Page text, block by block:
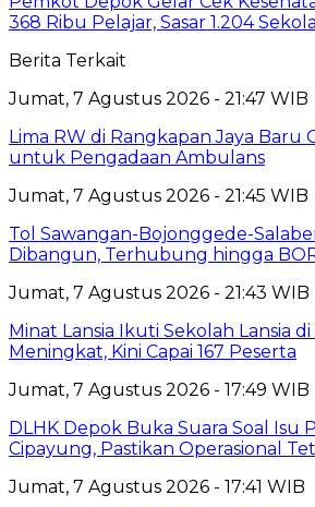
368 Ribu Pelajar, Sasar 1.204
Berita Terkait
Jumat, 7 Agustus 2026 - 21:47 WIB
Lima RW di Rangkapan Jaya Baru
untuk Pengadaan Ambulans
Jumat, 7 Agustus 2026 - 21:45 WIB
Tol Sawangan-Bojonggede-
Dibangun, Terhubung hingga
Jumat, 7 Agustus 2026 - 21:43 WIB
Minat Lansia Ikuti Sekolah Lansia
Meningkat, Kini Capai 167 Peserta
Jumat, 7 Agustus 2026 - 17:49 WIB
DLHK Depok Buka Suara Soal Isu
Cipayung, Pastikan Operasional
Jumat, 7 Agustus 2026 - 17:41 WIB